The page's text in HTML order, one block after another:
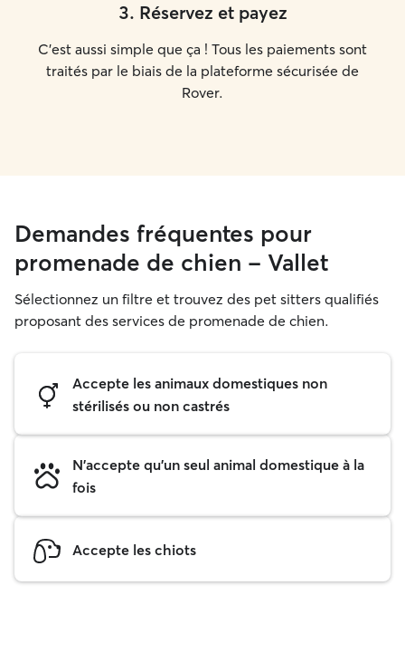
3. Réservez et payez
C'est aussi simple que ça ! Tous les paiements sont
traités par le biais de la plateforme sécurisée de
Rover.
Demandes fréquentes pour
promenade de chien - Vallet
Sélectionnez un filtre et trouvez des pet sitters qualifiés
proposant des services de promenade de chien.
Accepte les animaux domestiques non
stérilisés ou non castrés
N'accepte qu'un seul animal domestique à la
fois
Accepte les chiots